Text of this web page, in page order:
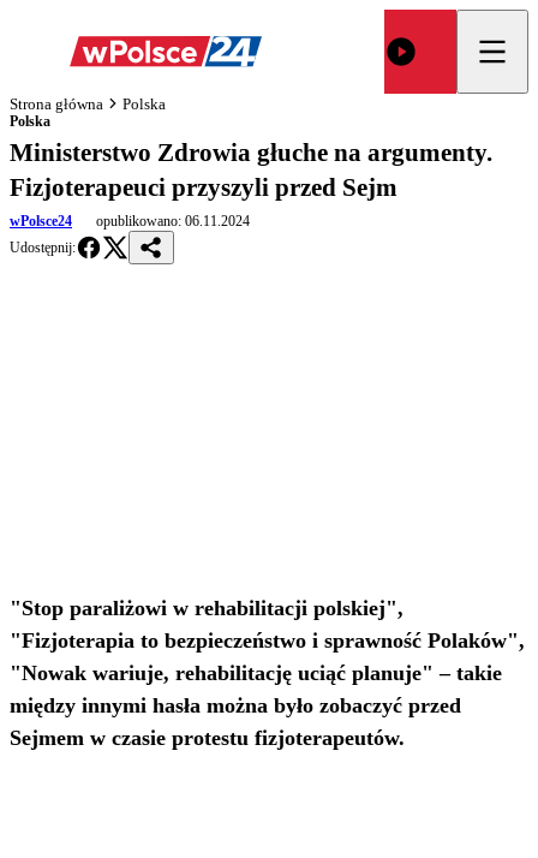
Strona główna Polska
Polska
Ministerstwo Zdrowia głuche na argumenty.
Fizjoterapeuci przyszyli przed Sejm
wPolsce24 opublikowano: 06.11.2024
Udostępnij:
"Stop paraliżowi w rehabilitacji polskiej",
"Fizjoterapia to bezpieczeństwo i sprawność Polaków",
"Nowak wariuje, rehabilitację uciąć planuje" – takie
między innymi hasła można było zobaczyć przed
Sejmem w czasie protestu fizjoterapeutów.